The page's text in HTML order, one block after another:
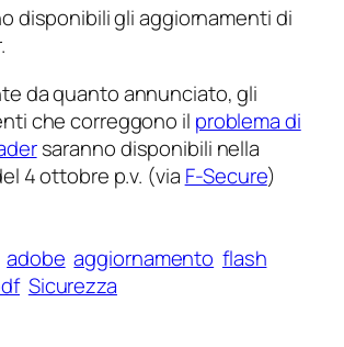
disponibili gli aggiornamenti di
da quanto annunciato, gli
che correggono il problema di
saranno disponibili nella
4 ottobre p.v. (via F-Secure)
adobe aggiornamento flash
Sicurezza